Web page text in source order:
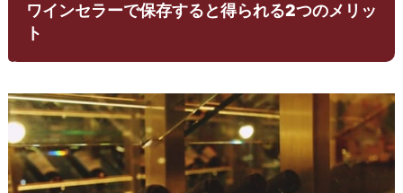
ワインセラーで保存すると得られる2つのメリッ
ト